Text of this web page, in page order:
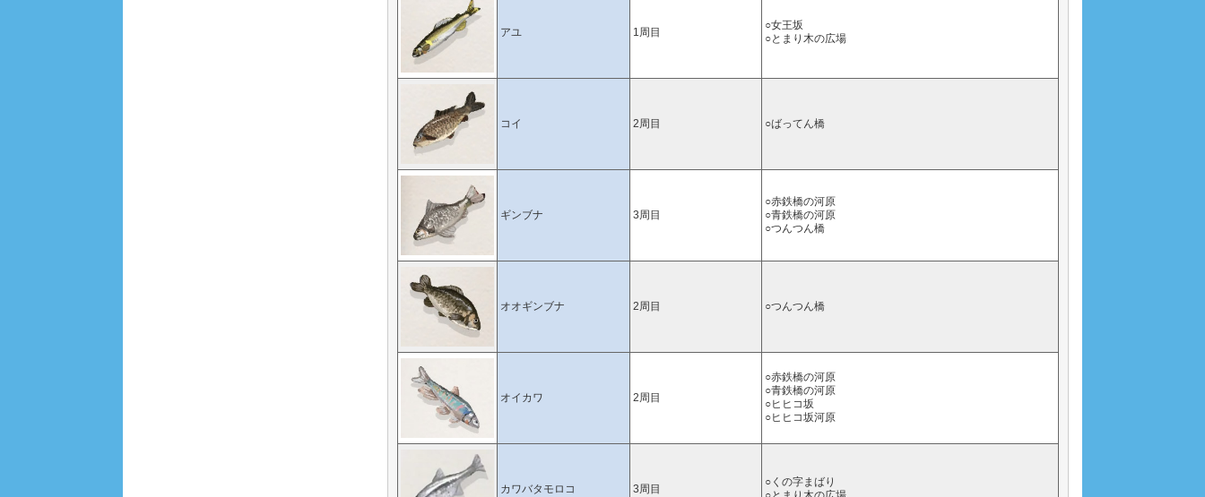
アユ 1周目
○女王坂
○とまり木の広場
コイ 2周目 ○ばってん橋
ギンブナ 3周目
○赤鉄橋の河原
○青鉄橋の河原
○つんつん橋
オオギンブナ 2周目 ○つんつん橋
オイカワ 2周目
○赤鉄橋の河原
○青鉄橋の河原
○ヒヒコ坂
○ヒヒコ坂河原
カワバタモロコ 3周目
○くの字まばり